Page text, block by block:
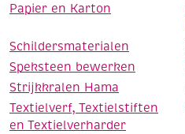
Papier en Karton
Schildersmaterialen
Speksteen bewerken
Strijkkralen Hama
Textielverf, Textielstiften
en Textielverharder